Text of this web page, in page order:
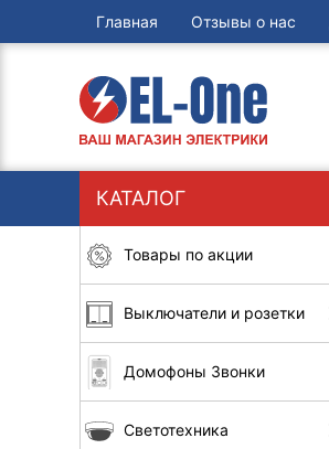
Главная Отзывы о нас
КАТАЛОГ
Товары по акции
Выключатели и розетки
Домофоны Звонки
Светотехника